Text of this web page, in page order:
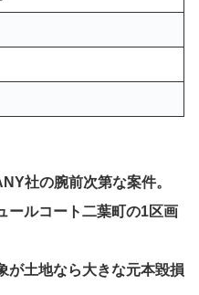
社の腕前次第な案件。
ールコート二葉町の1区画
が土地なら大きな元本毀損